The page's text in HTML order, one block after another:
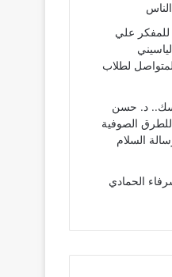
للمفكر علي
لطلاب
د. حسن
الصوفية
السلام
الحمادي